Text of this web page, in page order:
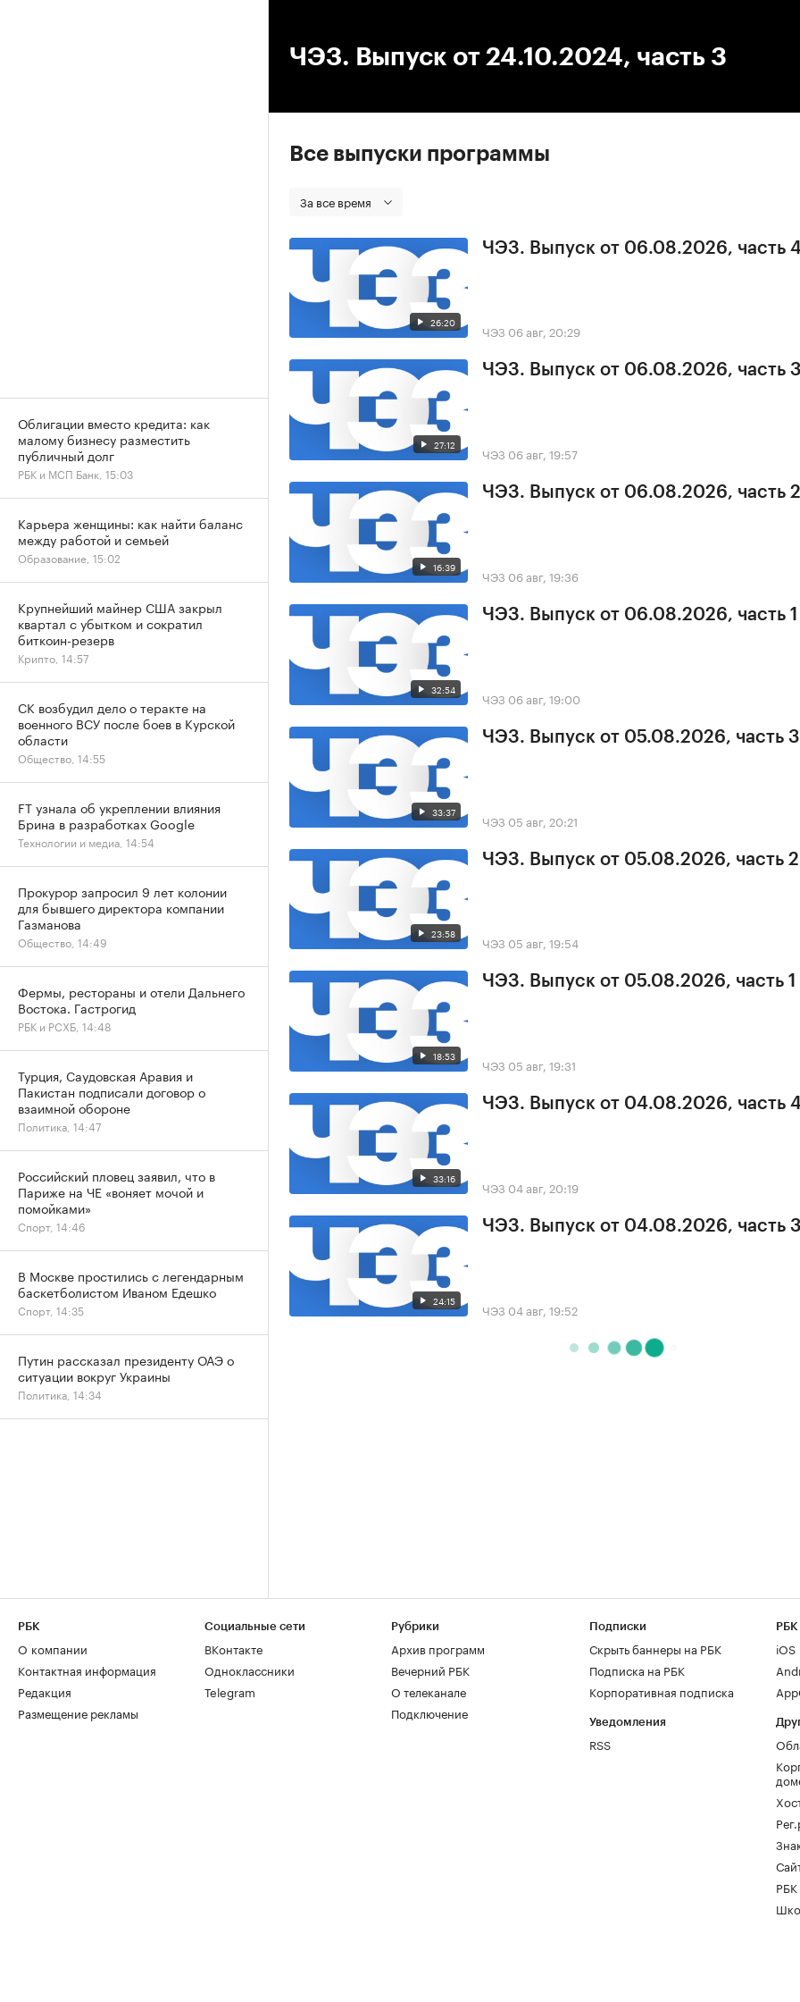
ЧЭЗ. Выпуск от 24.10.2024, часть 3
Все выпуски программы
За все время
26:20
ЧЭЗ. Выпуск от 06.08.2026, часть
ЧЭЗ 06 авг, 20:29
27:12
ЧЭЗ. Выпуск от 06.08.2026, часть
ЧЭЗ 06 авг, 19:57
16:39
ЧЭЗ. Выпуск от 06.08.2026, часть 2
ЧЭЗ 06 авг, 19:36
32:54
ЧЭЗ. Выпуск от 06.08.2026, часть 1
ЧЭЗ 06 авг, 19:00
33:37
ЧЭЗ. Выпуск от 05.08.2026, часть 3
ЧЭЗ 05 авг, 20:21
23:58
ЧЭЗ. Выпуск от 05.08.2026, часть 2
ЧЭЗ 05 авг, 19:54
18:53
ЧЭЗ. Выпуск от 05.08.2026, часть 1
ЧЭЗ 05 авг, 19:31
33:16
ЧЭЗ. Выпуск от 04.08.2026, часть
ЧЭЗ 04 авг, 20:19
24:15
ЧЭЗ. Выпуск от 04.08.2026, часть
ЧЭЗ 04 авг, 19:52
Облигации вместо кредита: как
малому бизнесу разместить
публичный долг
РБК и МСП Банк, 15:03
Карьера женщины: как найти баланс
между работой и семьей
Образование, 15:02
Крупнейший майнер США закрыл
квартал с убытком и сократил
биткоин-резерв
Крипто, 14:57
СК возбудил дело о теракте на
военного ВСУ после боев в Курской
области
Общество, 14:55
FT узнала об укреплении влияния
Брина в разработках Google
Технологии и медиа, 14:54
Прокурор запросил 9 лет колонии
для бывшего директора компании
Газманова
Общество, 14:49
Фермы, рестораны и отели Дальнего
Востока. Гастрогид
РБК и РСХБ, 14:48
Турция, Саудовская Аравия и
Пакистан подписали договор о
взаимной обороне
Политика, 14:47
Российский пловец заявил, что в
Париже на ЧЕ «воняет мочой и
помойками»
Спорт, 14:46
В Москве простились с легендарным
баскетболистом Иваном Едешко
Спорт, 14:35
Путин рассказал президенту ОАЭ о
ситуации вокруг Украины
Политика, 14:34
РБК
О компании
Контактная информация
Редакция
Размещение рекламы
Социальные сети
ВКонтакте
Одноклассники
Telegram
Рубрики
Архив программ
Вечерний РБК
О телеканале
Подключение
Подписки
Скрыть баннеры на РБК
Подписка на РБК
Корпоративная подписка
Уведомления
RSS
РБК
iOS